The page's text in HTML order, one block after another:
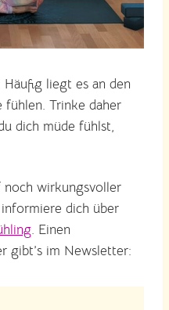
Häufig liegt es an den
fühlen. Trinke daher
dich müde fühlst,
wirkungsvoller
dich über
. Einen
gibt’s im Newsletter: